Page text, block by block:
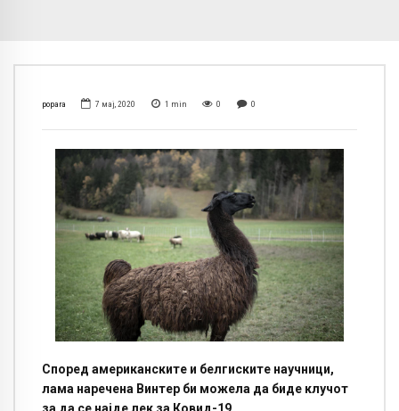
popara 7 мај, 2020 1 min 0 0
Според американските и белгиските научници,
лама наречена Винтер би можела да биде клучот